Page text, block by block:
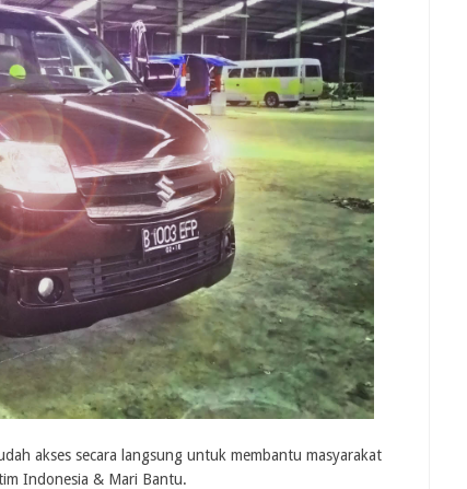
akses secara langsung untuk membantu masyarakat
Indonesia & Mari Bantu.